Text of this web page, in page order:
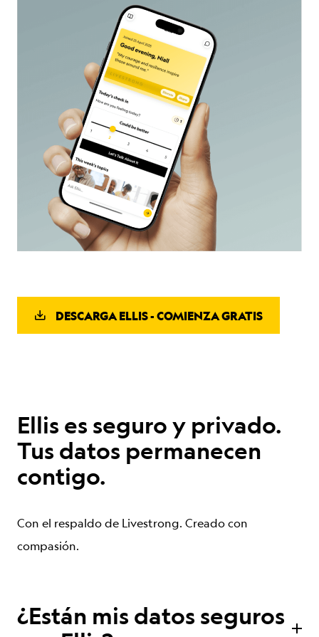
DESCARGA ELLIS - COMIENZA GRATIS
Ellis es seguro y privado.
Tus datos permanecen
contigo.
Con el respaldo de Livestrong. Creado con
compasión.
¿Están mis datos seguros